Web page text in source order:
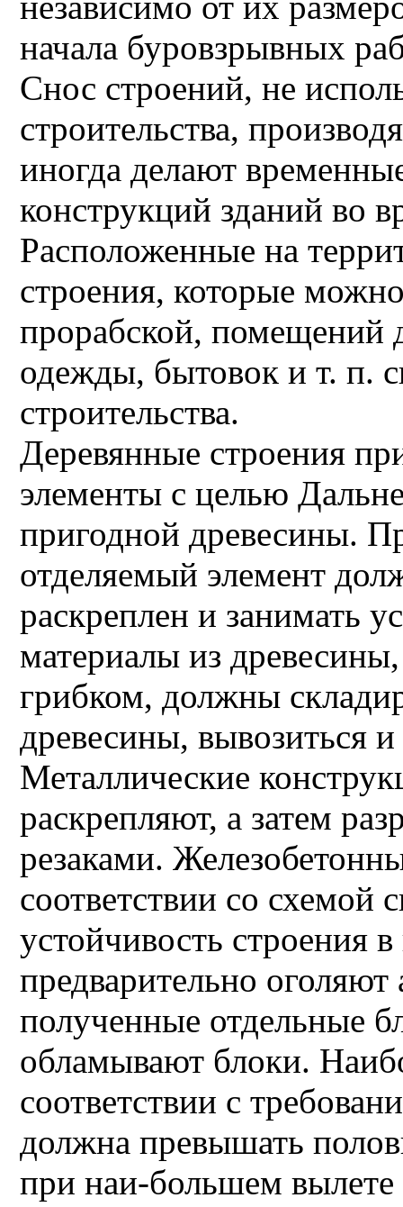
начала буровзрывных
Снос строений, не
строительства,
иногда делают
конструкций зданий во
Расположенные на
строения, которые
прорабской, помещений
одежды, бытовок и т. п.
строительства.
Деревянные строения
элементы с целью
пригодной древесины.
отделяемый элемент
раскреплен и занимать
материалы из
грибком, должны
древесины, вывозиться и
Металлические
раскрепляют, а затем
резаками.
соответствии со схемой
устойчивость строения
предварительно
полученные отдельные
обламывают блоки.
соответствии с
должна превышать
при наи-большем